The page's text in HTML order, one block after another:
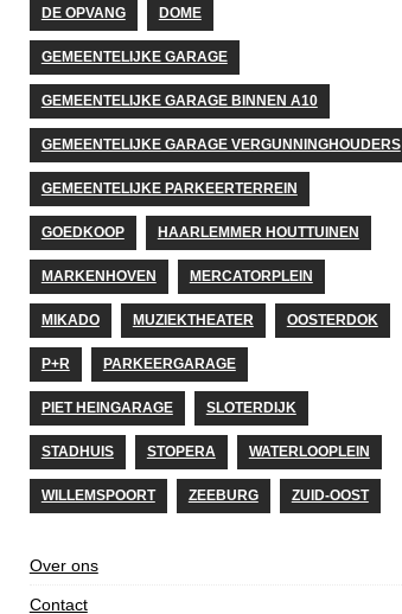
DE OPVANG DOME
GEMEENTELIJKE GARAGE
GEMEENTELIJKE GARAGE BINNEN A10
GEMEENTELIJKE GARAGE VERGUNNINGHOUDERS
GEMEENTELIJKE PARKEERTERREIN
GOEDKOOP HAARLEMMER HOUTTUINEN
MARKENHOVEN MERCATORPLEIN
MIKADO MUZIEKTHEATER OOSTERDOK
P+R PARKEERGARAGE
PIET HEINGARAGE SLOTERDIJK
STADHUIS STOPERA WATERLOOPLEIN
WILLEMSPOORT ZEEBURG ZUID-OOST
Over ons
Contact